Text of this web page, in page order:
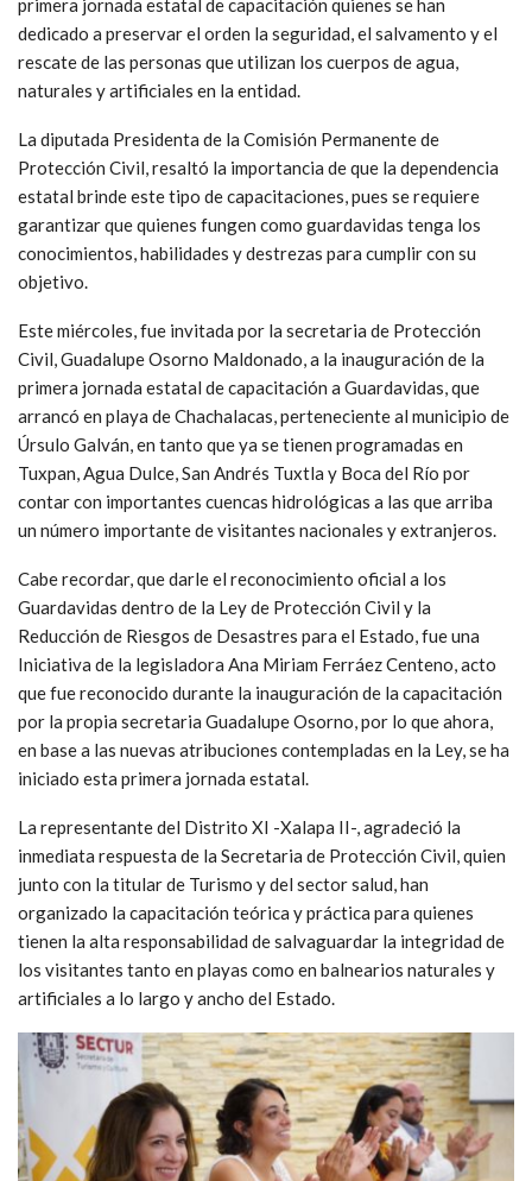
primera jornada estatal de capacitación quienes se han
dedicado a preservar el orden la seguridad, el salvamento y el
rescate de las personas que utilizan los cuerpos de agua,
naturales y artificiales en la entidad.
La diputada Presidenta de la Comisión Permanente de
Protección Civil, resaltó la importancia de que la dependencia
estatal brinde este tipo de capacitaciones, pues se requiere
garantizar que quienes fungen como guardavidas tenga los
conocimientos, habilidades y destrezas para cumplir con su
objetivo.
Este miércoles, fue invitada por la secretaria de Protección
Civil, Guadalupe Osorno Maldonado, a la inauguración de la
primera jornada estatal de capacitación a Guardavidas, que
arrancó en playa de Chachalacas, perteneciente al municipio de
Úrsulo Galván, en tanto que ya se tienen programadas en
Tuxpan, Agua Dulce, San Andrés Tuxtla y Boca del Río por
contar con importantes cuencas hidrológicas a las que arriba
un número importante de visitantes nacionales y extranjeros.
Cabe recordar, que darle el reconocimiento oficial a los
Guardavidas dentro de la Ley de Protección Civil y la
Reducción de Riesgos de Desastres para el Estado, fue una
Iniciativa de la legisladora Ana Miriam Ferráez Centeno, acto
que fue reconocido durante la inauguración de la capacitación
por la propia secretaria Guadalupe Osorno, por lo que ahora,
en base a las nuevas atribuciones contempladas en la Ley, se ha
iniciado esta primera jornada estatal.
La representante del Distrito XI -Xalapa II-, agradeció la
inmediata respuesta de la Secretaria de Protección Civil, quien
junto con la titular de Turismo y del sector salud, han
organizado la capacitación teórica y práctica para quienes
tienen la alta responsabilidad de salvaguardar la integridad de
los visitantes tanto en playas como en balnearios naturales y
artificiales a lo largo y ancho del Estado.